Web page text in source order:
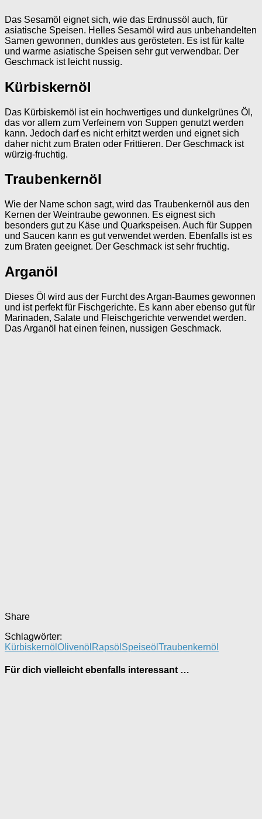
Das Sesamöl eignet sich, wie das Erdnussöl auch, für
asiatische Speisen. Helles Sesamöl wird aus unbehandelten
Samen gewonnen, dunkles aus gerösteten. Es ist für kalte
und warme asiatische Speisen sehr gut verwendbar. Der
Geschmack ist leicht nussig.
Kürbiskernöl
Das Kürbiskernöl ist ein hochwertiges und dunkelgrünes Öl,
das vor allem zum Verfeinern von Suppen genutzt werden
kann. Jedoch darf es nicht erhitzt werden und eignet sich
daher nicht zum Braten oder Frittieren. Der Geschmack ist
würzig-fruchtig.
Traubenkernöl
Wie der Name schon sagt, wird das Traubenkernöl aus den
Kernen der Weintraube gewonnen. Es eignest sich
besonders gut zu Käse und Quarkspeisen. Auch für Suppen
und Saucen kann es gut verwendet werden. Ebenfalls ist es
zum Braten geeignet. Der Geschmack ist sehr fruchtig.
Arganöl
Dieses Öl wird aus der Furcht des Argan-Baumes gewonnen
und ist perfekt für Fischgerichte. Es kann aber ebenso gut für
Marinaden, Salate und Fleischgerichte verwendet werden.
Das Arganöl hat einen feinen, nussigen Geschmack.
Share
Schlagwörter:
Kürbiskernöl Olivenöl Rapsöl Speiseöl Traubenkernöl
Für dich vielleicht ebenfalls interessant …